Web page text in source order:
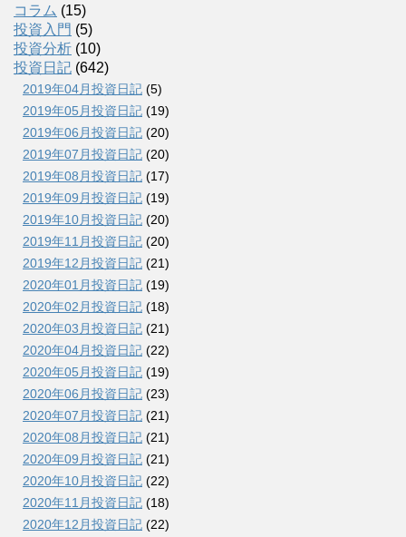
コラム (15)
投資入門 (5)
投資分析 (10)
投資日記 (642)
2019年04月投資日記 (5)
2019年05月投資日記 (19)
2019年06月投資日記 (20)
2019年07月投資日記 (20)
2019年08月投資日記 (17)
2019年09月投資日記 (19)
2019年10月投資日記 (20)
2019年11月投資日記 (20)
2019年12月投資日記 (21)
2020年01月投資日記 (19)
2020年02月投資日記 (18)
2020年03月投資日記 (21)
2020年04月投資日記 (22)
2020年05月投資日記 (19)
2020年06月投資日記 (23)
2020年07月投資日記 (21)
2020年08月投資日記 (21)
2020年09月投資日記 (21)
2020年10月投資日記 (22)
2020年11月投資日記 (18)
2020年12月投資日記 (22)